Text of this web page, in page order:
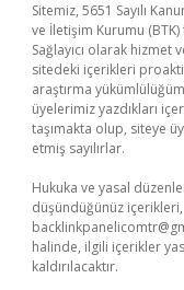
Sitemiz, 5651 Sayılı
ve İletişim Kurumu
Sağlayıcı olarak
sitedeki içerikleri
araştırma
üyelerimiz yazdıkları
taşımakta olup, siteye
etmiş sayılırlar.
Hukuka ve yasal
düşündüğünüz içerikleri,
halinde, ilgili içerikler
kaldırılacaktır.